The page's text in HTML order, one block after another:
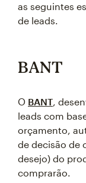
as seguintes
de leads.
BANT
O BANT,
leads com
orçamento,
de decisão de
desejo) do
comprarão.